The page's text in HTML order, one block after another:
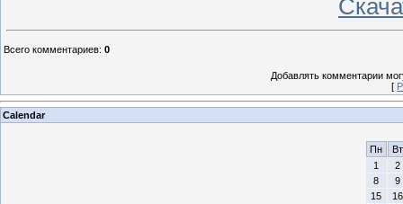
Всего комментариев: 0
Добавлять комментарии
[
Calendar
Пн
Вт
1
2
8
9
15
16